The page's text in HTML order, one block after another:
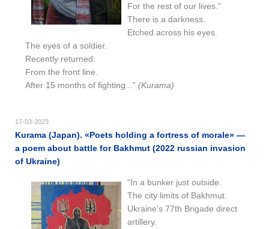
For the rest of our lives.”
There is a darkness.
Etched across his eyes.
The eyes of a soldier.
Recently returned.
From the front line.
After 15 months of fighting...” (Kurama)
17-03-2023
Kurama (Japan). «Poets holding a fortress of morale» —
a poem about battle for Bakhmut (2022 russian invasion
of Ukraine)
"In a bunker just outside.
The city limits of Bakhmut.
Ukraine's 77th Brigade direct
artillery.